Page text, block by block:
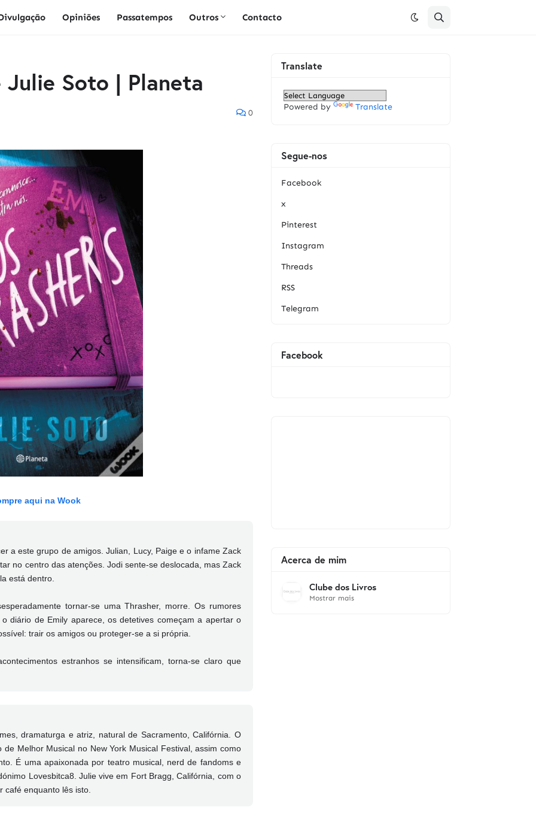
Opiniões Passatempos Outros Contacto
Soto | Planeta
0
aqui na Wook
a este grupo de amigos. Julian, Lucy, Paige e o infame Zack
no centro das atenções. Jodi sente-se deslocada, mas Zack
está dentro.
tornar-se uma Thrasher, morre. Os rumores
diário de Emily aparece, os detetives começam a apertar o
trair os amigos ou proteger-se a si própria.
estranhos se intensificam, torna-se claro que
dramaturga e atriz, natural de Sacramento, Califórnia. O
Melhor Musical no New York Musical Festival, assim como
É uma apaixonada por teatro musical, nerd de fandoms e
Lovesbitca8. Julie vive em Fort Bragg, Califórnia, com o
café enquanto lês isto.
Translate
Powered by Translate
Segue-nos
Facebook
x
Pinterest
Instagram
Threads
RSS
Telegram
Facebook
Acerca de mim
Clube dos Livros
Mostrar mais